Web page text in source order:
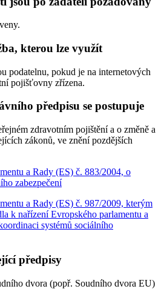
kterou lze využít
podatelnu, pokud je na internetových
pojišťovny zřízena.
předpisu se postupuje
zdravotním pojištění a o změně a
zákonů, ve znění pozdějších
a Rady (ES) č. 883/2004, o
zabezpečení
a Rady (ES) č. 987/2009, kterým
k nařízení Evropského parlamentu a
systémů sociálního
předpisy
dvora (popř. Soudního dvora EU)